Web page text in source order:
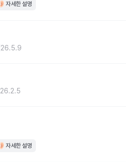
자세한 설명
26.5.9
26.2.5
자세한 설명